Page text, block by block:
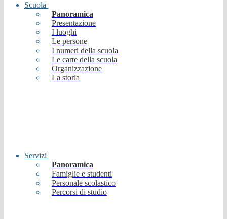
Scuola
Panoramica
Presentazione
I luoghi
Le persone
I numeri della scuola
Le carte della scuola
Organizzazione
La storia
Servizi
Panoramica
Famiglie e studenti
Personale scolastico
Percorsi di studio